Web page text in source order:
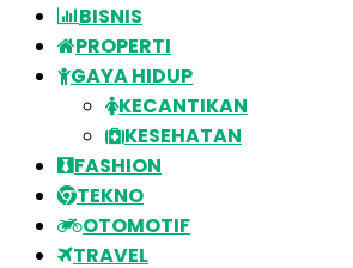
BISNIS
PROPERTI
GAYA HIDUP
KECANTIKAN
KESEHATAN
FASHION
TEKNO
OTOMOTIF
TRAVEL